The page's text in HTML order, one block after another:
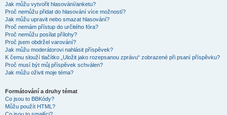
Jak můžu vytvořit hlasování/anketu?
Proč nemůžu přidat do hlasování více možností?
Jak můžu upravit nebo smazat hlasování?
Proč nemám přístup do určitého fóra?
Proč nemůžu posílat přílohy?
Proč jsem obdržel varování?
Jak můžu moderátorovi nahlásit příspěvek?
K čemu slouží tlačítko „Uložit jako rozepsanou zprávu“ zobrazené při psaní příspěvku?
Proč musí být můj příspěvek schválen?
Jak můžu oživit moje téma?
Formátování a druhy témat
Co jsou to BBKódy?
Můžu použít HTML?